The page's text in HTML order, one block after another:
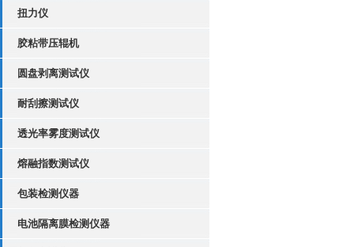
扭力仪
胶粘带压辊机
圆盘剥离测试仪
耐刮擦测试仪
透光率雾度测试仪
熔融指数测试仪
包装检测仪器
电池隔离膜检测仪器